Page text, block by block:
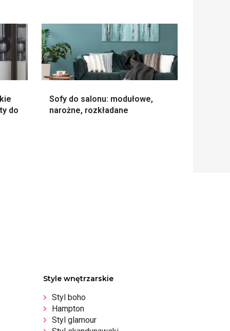
do
Sofy do salonu: modułowe,
narożne, rozkładane
Style wnętrzarskie
Styl boho
Hampton
Styl glamour